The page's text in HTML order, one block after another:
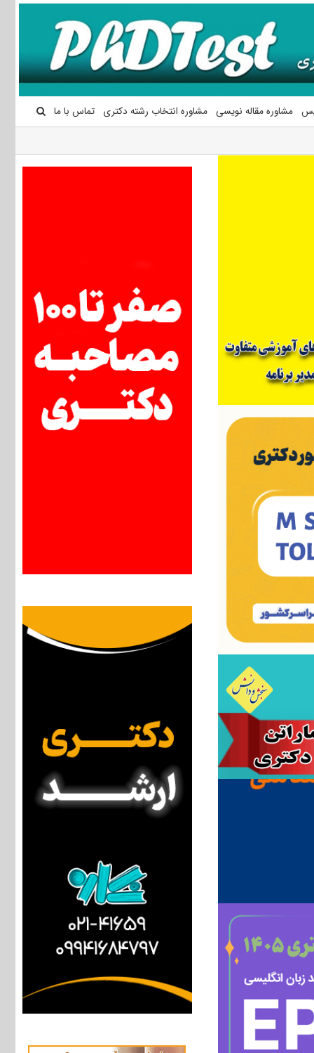
مشاوره مقاله نویسی مشاوره انتخاب رشته دکتری تماس با ما